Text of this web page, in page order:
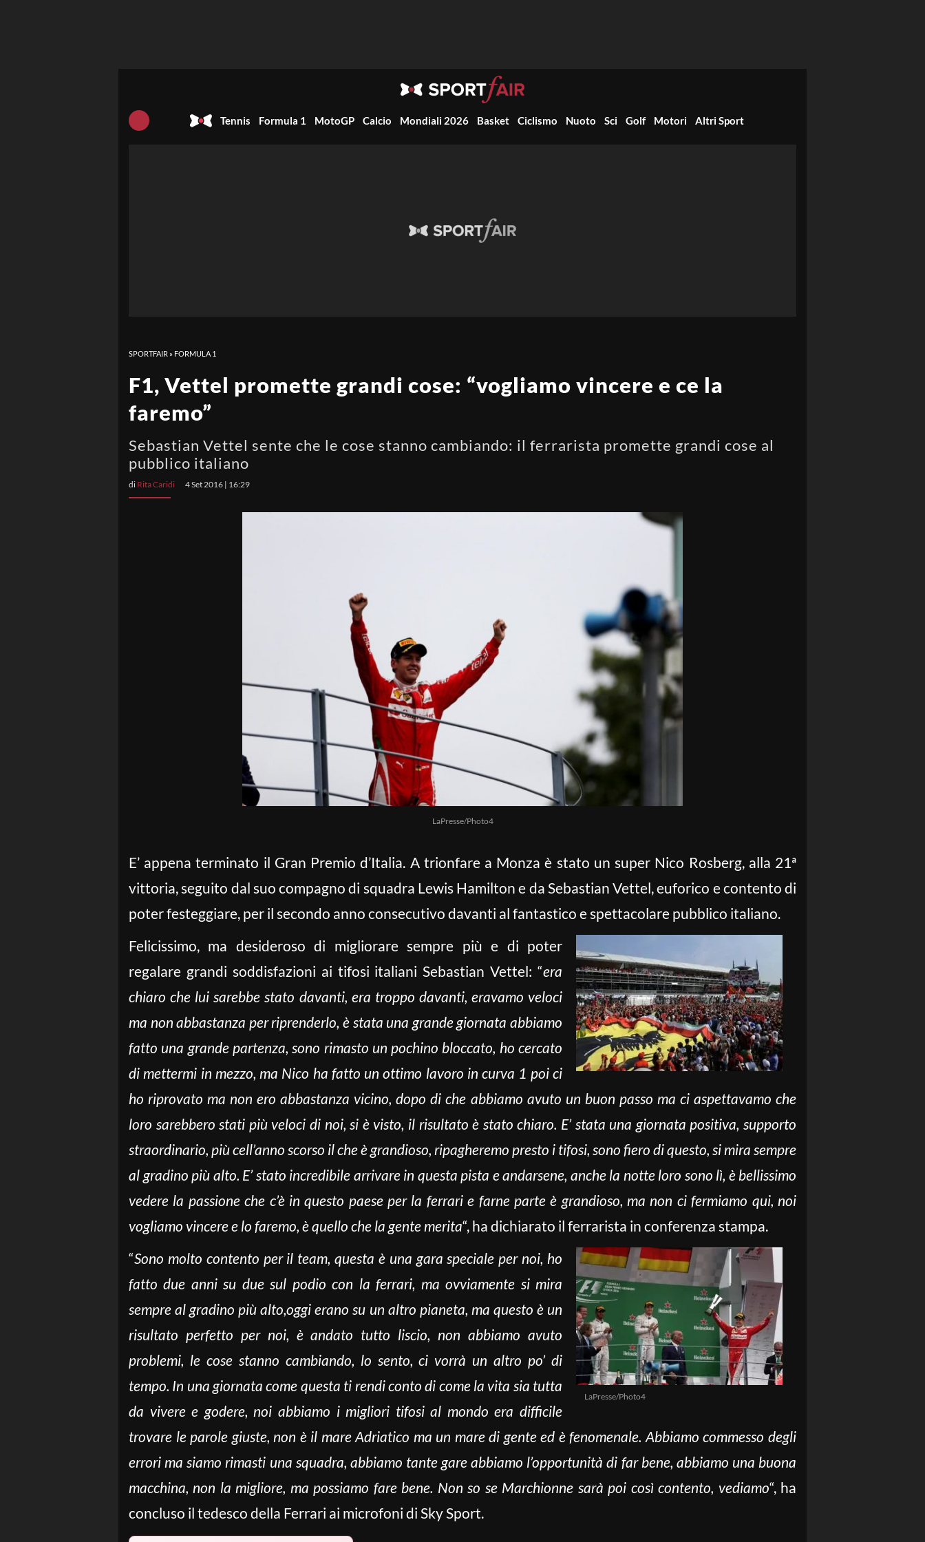
Tennis Formula 1 MotoGP Calcio Mondiali 2026 Basket Ciclismo Nuoto Sci Golf Motori Altri Sport
SPORTFAIR » FORMULA 1
F1, Vettel promette grandi cose: “vogliamo vincere e ce la
faremo”
Sebastian Vettel sente che le cose stanno cambiando: il ferrarista promette grandi cose al
pubblico italiano
di Rita Caridi 4 Set 2016 | 16:29
LaPresse/Photo4
E’ appena terminato il Gran Premio d’Italia. A trionfare a Monza è stato un super Nico Rosberg, alla 21ª
vittoria, seguito dal suo compagno di squadra Lewis Hamilton e da Sebastian Vettel, euforico e contento di
poter festeggiare, per il secondo anno consecutivo davanti al fantastico e spettacolare pubblico italiano.
Felicissimo, ma desideroso di migliorare sempre più e di poter
regalare grandi soddisfazioni ai tifosi italiani Sebastian Vettel: “era
chiaro che lui sarebbe stato davanti, era troppo davanti, eravamo veloci
ma non abbastanza per riprenderlo, è stata una grande giornata abbiamo
fatto una grande partenza, sono rimasto un pochino bloccato, ho cercato
di mettermi in mezzo, ma Nico ha fatto un ottimo lavoro in curva 1 poi ci
ho riprovato ma non ero abbastanza vicino, dopo di che abbiamo avuto un buon passo ma ci aspettavamo che
loro sarebbero stati più veloci di noi, si è visto, il risultato è stato chiaro. E’ stata una giornata positiva, supporto
straordinario, più cell’anno scorso il che è grandioso, ripagheremo presto i tifosi, sono fiero di questo, si mira sempre
al gradino più alto. E’ stato incredibile arrivare in questa pista e andarsene, anche la notte loro sono lì, è bellissimo
vedere la passione che c’è in questo paese per la ferrari e farne parte è grandioso, ma non ci fermiamo qui, noi
vogliamo vincere e lo faremo, è quello che la gente merita“, ha dichiarato il ferrarista in conferenza stampa.
LaPresse/Photo4
“Sono molto contento per il team, questa è una gara speciale per noi, ho
fatto due anni su due sul podio con la ferrari, ma ovviamente si mira
sempre al gradino più alto,oggi erano su un altro pianeta, ma questo è un
risultato perfetto per noi, è andato tutto liscio, non abbiamo avuto
problemi, le cose stanno cambiando, lo sento, ci vorrà un altro po’ di
tempo. In una giornata come questa ti rendi conto di come la vita sia tutta
da vivere e godere, noi abbiamo i migliori tifosi al mondo era difficile
trovare le parole giuste, non è il mare Adriatico ma un mare di gente ed è fenomenale. Abbiamo commesso degli
errori ma siamo rimasti una squadra, abbiamo tante gare abbiamo l’opportunità di far bene, abbiamo una buona
macchina, non la migliore, ma possiamo fare bene. Non so se Marchionne sarà poi così contento, vediamo“, ha
concluso il tedesco della Ferrari ai microfoni di Sky Sport.